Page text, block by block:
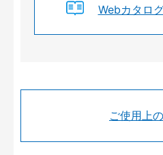
Webカタロ
ご使用上